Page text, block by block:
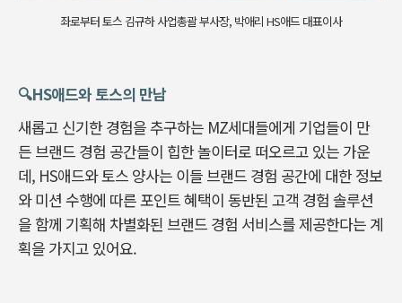
좌로부터 토스 김규하 사업총괄 부사장, 박애리 HS애드 대표이사
🔍️HS애드와 토스의 만남
새롭고 신기한 경험을 추구하는 MZ세대들에게 기업들이 만
든 브랜드 경험 공간들이 힙한 놀이터로 떠오르고 있는 가운
데, HS애드와 토스 양사는 이들 브랜드 경험 공간에 대한 정보
와 미션 수행에 따른 포인트 혜택이 동반된 고객 경험 솔루션
을 함께 기획해 차별화된 브랜드 경험 서비스를 제공한다는 계
획을 가지고 있어요.